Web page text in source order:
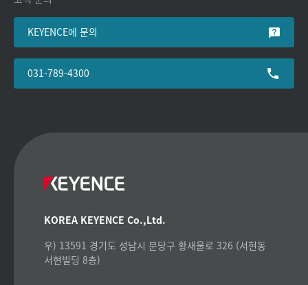
KEYENCE에 문의
031-789-4300
KOREA KEYENCE Co.,Ltd.
우) 13591 경기도 성남시 분당구 황새울로 326 (서현동
서현빌딩 8층)